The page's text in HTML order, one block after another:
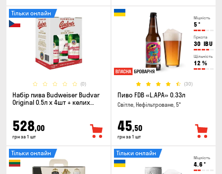
(0)
Тільки онлайн
Набір пива Budweiser Budvar
Original 0.5л х 4шт + келих
528,00
грн за 1 шт
Міцність
5 °
Гіркота
30 IBU
Щільність
12 %
(30)
Пиво FDB «L.APA» 0.33л
Світле, Нефільтроване, 5°
45,50
грн за 1 шт
Тільки онлайн
Міцність
4.6 °
Тільки онлайн